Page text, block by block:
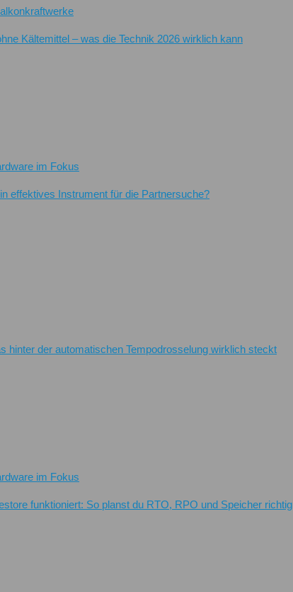
Kältemittel – was die Technik 2026 wirklich kann
im Fokus
effektives Instrument für die Partnersuche?
hinter der automatischen Tempodrosselung wirklich steckt
im Fokus
funktioniert: So planst du RTO, RPO und Speicher richtig